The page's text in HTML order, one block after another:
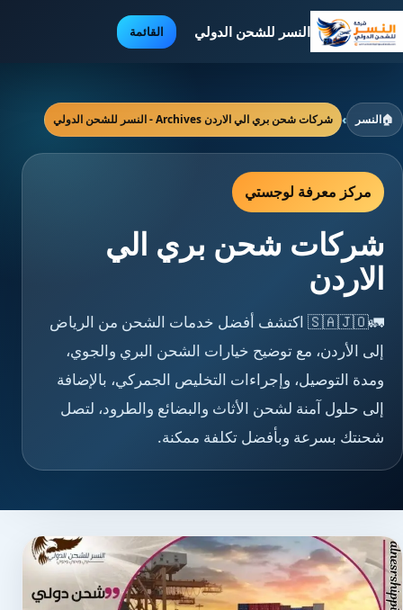
النسر للشحن الدولي القائمة
🏠النسر › شركات شحن بري الي الاردن Archives - النسر للشحن الدولي
مركز معرفة لوجستي
شركات شحن بري الي
الاردن
🚛🇸🇦🇯🇴 اكتشف أفضل خدمات الشحن من الرياض
إلى الأردن، مع توضيح خيارات الشحن البري والجوي،
ومدة التوصيل، وإجراءات التخليص الجمركي، بالإضافة
إلى حلول آمنة لشحن الأثاث والبضائع والطرود، لتصل
شحنتك بسرعة وبأفضل تكلفة ممكنة.